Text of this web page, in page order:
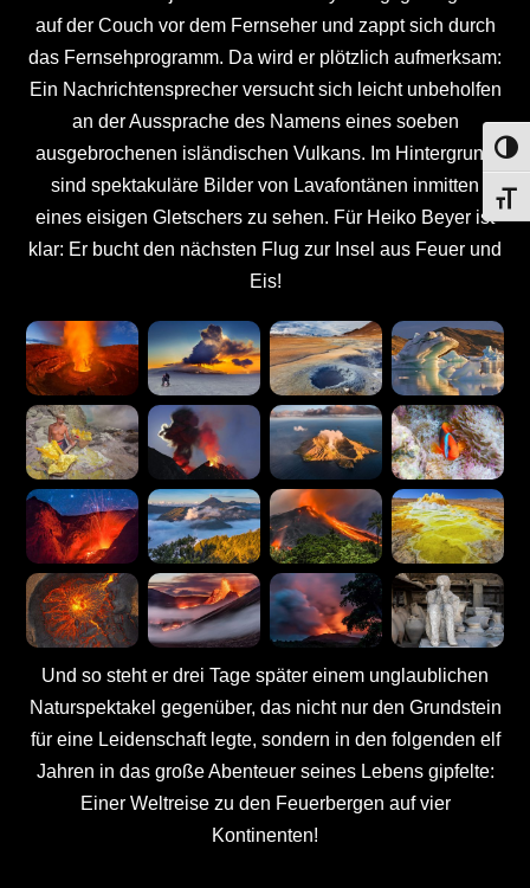
auf der Couch vor dem Fernseher und zappt sich durch
das Fernsehprogramm. Da wird er plötzlich aufmerksam:
Ein Nachrichtensprecher versucht sich leicht unbeholfen
an der Aussprache des Namens eines soeben
ausgebrochenen isländischen Vulkans. Im Hintergrund
sind spektakuläre Bilder von Lavafontänen inmitten
eines eisigen Gletschers zu sehen. Für Heiko Beyer ist
klar: Er bucht den nächsten Flug zur Insel aus Feuer und
Eis!
Und so steht er drei Tage später einem unglaublichen
Naturspektakel gegenüber, das nicht nur den Grundstein
für eine Leidenschaft legte, sondern in den folgenden elf
Jahren in das große Abenteuer seines Lebens gipfelte:
Einer Weltreise zu den Feuerbergen auf vier
Kontinenten!